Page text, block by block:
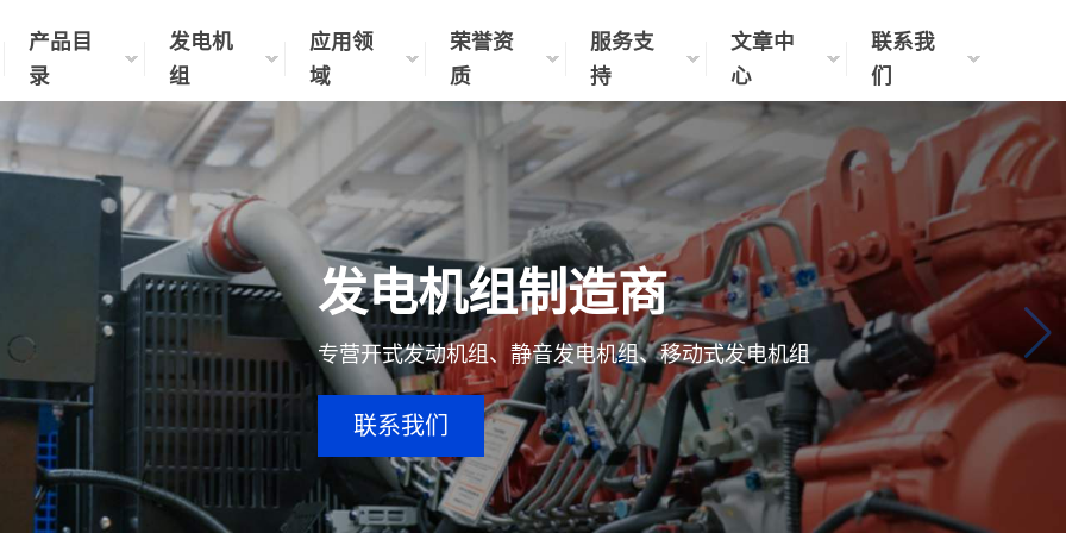
产品目
录
发电机
组
应用领
域
荣誉资
质
服务支
持
文章中
心
联系我
们
发电机组制造商
专营开式发动机组、静音发电机组、移动式发电机组
联系我们